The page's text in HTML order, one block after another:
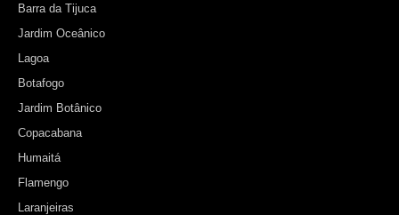
Barra da Tijuca
Jardim Oceânico
Lagoa
Botafogo
Jardim Botânico
Copacabana
Humaitá
Flamengo
Laranjeiras